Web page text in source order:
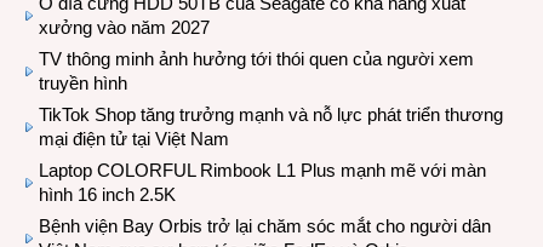
xưởng vào năm 2027
TV thông minh ảnh hưởng tới thói quen của người xem
truyền hình
TikTok Shop tăng trưởng mạnh và nỗ lực phát triển thương
mại điện tử tại Việt Nam
Laptop COLORFUL Rimbook L1 Plus mạnh mẽ với màn
hình 16 inch 2.5K
Bệnh viện Bay Orbis trở lại chăm sóc mắt cho người dân